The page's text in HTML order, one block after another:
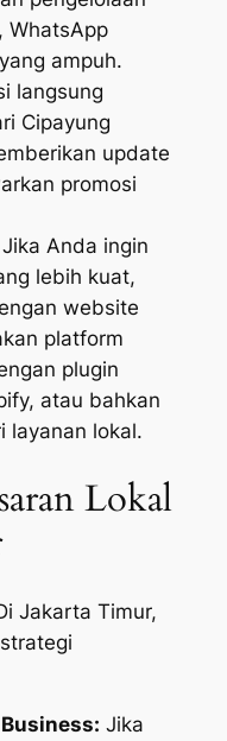
WhatsApp
ampuh.
langsung
Cipayung
update
promosi
Jika Anda ingin
lebih kuat,
website
platform
plugin
atau bahkan
layanan lokal.
Lokal
Jakarta Timur,
Jika